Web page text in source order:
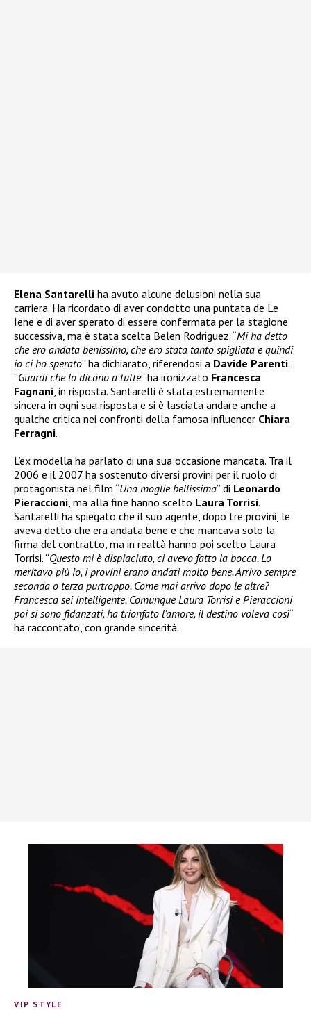
Elena Santarelli ha avuto alcune delusioni nella sua
carriera. Ha ricordato di aver condotto una puntata de Le
Iene e di aver sperato di essere confermata per la stagione
successiva, ma è stata scelta Belen Rodriguez. “Mi ha detto
che ero andata benissimo, che ero stata tanto spigliata e quindi
io ci ho sperato” ha dichiarato, riferendosi a Davide Parenti.
“Guardi che lo dicono a tutte” ha ironizzato Francesca
Fagnani , in risposta. Santarelli è stata estremamente
sincera in ogni sua risposta e si è lasciata andare anche a
qualche critica nei confronti della famosa influencer Chiara
Ferragni.
L’ex modella ha parlato di una sua occasione mancata. Tra il
2006 e il 2007 ha sostenuto diversi provini per il ruolo di
protagonista nel film “Una moglie bellissima” di Leonardo
Pieraccioni , ma alla fine hanno scelto Laura Torrisi.
Santarelli ha spiegato che il suo agente, dopo tre provini, le
aveva detto che era andata bene e che mancava solo la
firma del contratto, ma in realtà hanno poi scelto Laura
Torrisi. “Questo mi è dispiaciuto, ci avevo fatto la bocca. Lo
meritavo più io, i provini erano andati molto bene. Arrivo sempre
seconda o terza purtroppo. Come mai arrivo dopo le altre?
Francesca sei intelligente. Comunque Laura Torrisi e Pieraccioni
poi si sono fidanzati, ha trionfato l’amore, il destino voleva così“
ha raccontato, con grande sincerità.
VIP STYLE